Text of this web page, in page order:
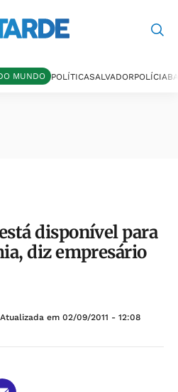
MUNDO POLÍTICASALVADORPOLÍCIA
disponível para
diz empresário
em 02/09/2011 - 12:08